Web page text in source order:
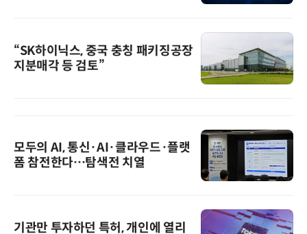
“SK하이닉스, 중국 충칭 패키징공장
지분매각 등 검토”
모두의 AI, 통신·AI·클라우드·플랫
폼 참전한다…탐색전 치열
기관만 투자하던 특허, 개인에 열리